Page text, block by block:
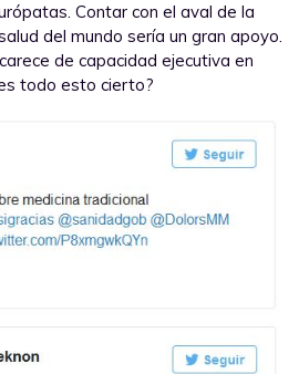
Contar con el aval de la
del mundo sería un gran apoyo.
de capacidad ejecutiva en
todo esto cierto?